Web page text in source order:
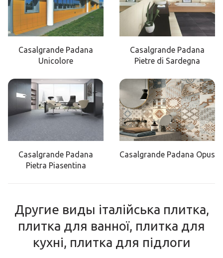
Casalgrande Padana
Unicolore
Casalgrande Padana
Pietre di Sardegna
Casalgrande Padana
Pietra Piasentina
Casalgrande Padana Opus
Другие виды італійська плитка,
плитка для ванної, плитка для
кухні, плитка для підлоги